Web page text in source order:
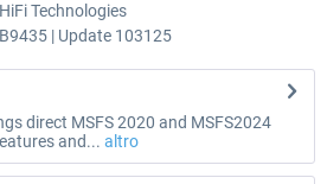
HiFi Technologies
B9435 | Update 103125
direct MSFS 2020 and MSFS2024
and... altro